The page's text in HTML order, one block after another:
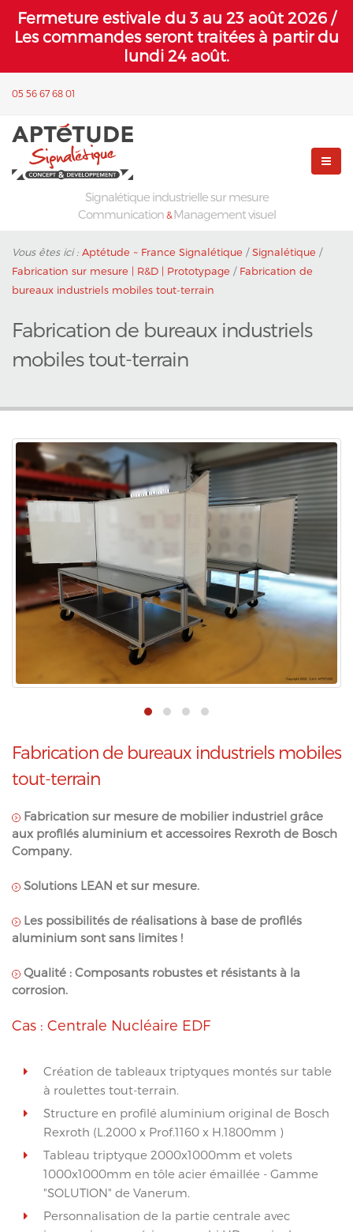
Fermeture estivale du 3 au 23 août 2026 /
Les commandes seront traitées à partir du
lundi 24 août.
05 56 67 68 01
Signalétique industrielle sur mesure
Communication & Management visuel
Vous êtes ici : Aptétude ~ France Signalétique /Signalétique /
Fabrication sur mesure | R&D | Prototypage / Fabrication de
bureaux industriels mobiles tout-terrain
Fabrication de bureaux industriels
mobiles tout-terrain
Fabrication de bureaux industriels mobiles
tout-terrain
Fabrication sur mesure de mobilier industriel grâce
aux profilés aluminium et accessoires Rexroth de Bosch
Company.
Solutions LEAN et sur mesure.
Les possibilités de réalisations à base de profilés
aluminium sont sans limites !
Qualité : Composants robustes et résistants à la
corrosion.
Cas : Centrale Nucléaire EDF
Création de tableaux triptyques montés sur table
à roulettes tout-terrain.
Structure en profilé aluminium original de Bosch
Rexroth (L.2000 x Prof.1160 x H.1800mm )
Tableau triptyque 2000x1000mm et volets
1000x1000mm en tôle acier émaillée - Gamme
"SOLUTION" de Vanerum.
Personnalisation de la partie centrale avec